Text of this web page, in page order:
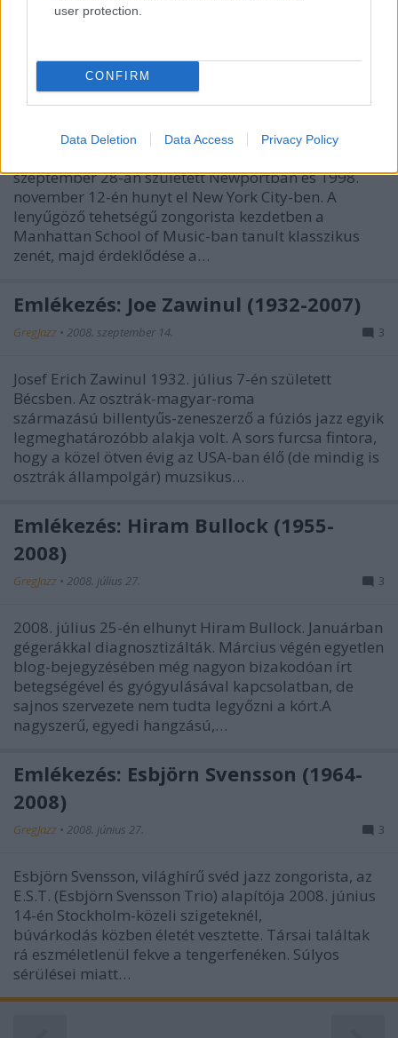
user protection.
CONFIRM
Data Deletion Data Access Privacy Policy
Emlékezés: Kenny Kirkland (1955-
GregJazz•2008. november 12.
szeptember 28-án született Newportban és 1998.
november 12-én hunyt el New York City-ben. A
lenyűgöző tehetségű zongorista kezdetben a
Manhattan School of Music-ban tanult klasszikus
zenét, majd érdeklődése a…
Emlékezés: Joe Zawinul (1932-2007)
GregJazz • 2008. szeptember 14. 3
Josef Erich Zawinul 1932. július 7-én született
Bécsben. Az osztrák-magyar-roma
származású billentyűs-zeneszerző a fúziós jazz egyik
legmeghatározóbb alakja volt. A sors furcsa fintora,
hogy a közel ötven évig az USA-ban élő (de mindig is
osztrák állampolgár) muzsikus…
Emlékezés: Hiram Bullock (1955-
2008)
GregJazz • 2008. július 27. 3
2008. július 25-én elhunyt Hiram Bullock. Januárban
gégerákkal diagnosztizálták. Március végén egyetlen
blog-bejegyzésében még nagyon bizakodóan írt
betegségével és gyógyulásával kapcsolatban, de
sajnos szervezete nem tudta legyőzni a kórt.A
nagyszerű, egyedi hangzású,…
Emlékezés: Esbjörn Svensson (1964-
2008)
GregJazz • 2008. június 27. 3
Esbjörn Svensson, világhírű svéd jazz zongorista, az
E.S.T. (Esbjörn Svensson Trio) alapítója 2008. június
14-én Stockholm-közeli szigeteknél,
búvárkodás közben életét vesztette. Társai találtak
rá eszméletlenül fekve a tengerfenéken. Súlyos
sérülései miatt…